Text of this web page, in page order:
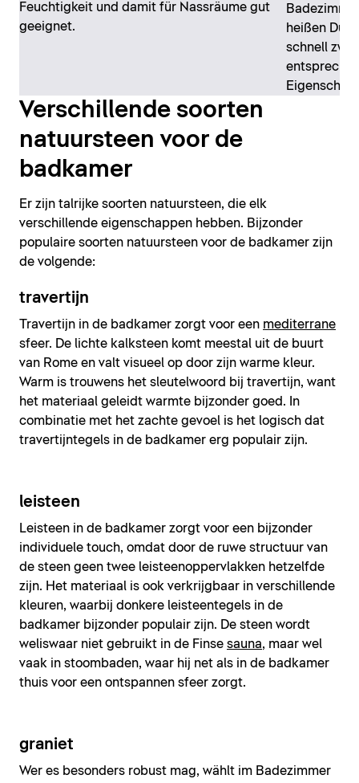
Feuchtigkeit und damit für Nassräume gut
geeignet.
heißen
schnell
Verschillende soorten
natuursteen voor de
badkamer
Er zijn talrijke soorten natuursteen, die elk
verschillende eigenschappen hebben. Bijzonder
populaire soorten natuursteen voor de badkamer zijn
de volgende:
travertijn
Travertijn in de badkamer zorgt voor een mediterrane
sfeer. De lichte kalksteen komt meestal uit de buurt
van Rome en valt visueel op door zijn warme kleur.
Warm is trouwens het sleutelwoord bij travertijn, want
het materiaal geleidt warmte bijzonder goed. In
combinatie met het zachte gevoel is het logisch dat
travertijntegels in de badkamer erg populair zijn.
leisteen
Leisteen in de badkamer zorgt voor een bijzonder
individuele touch, omdat door de ruwe structuur van
de steen geen twee leisteenoppervlakken hetzelfde
zijn. Het materiaal is ook verkrijgbaar in verschillende
kleuren, waarbij donkere leisteentegels in de
badkamer bijzonder populair zijn. De steen wordt
weliswaar niet gebruikt in de Finse sauna, maar wel
vaak in stoombaden, waar hij net als in de badkamer
thuis voor een ontspannen sfeer zorgt.
graniet
Wer es besonders robust mag, wählt im Badezimmer